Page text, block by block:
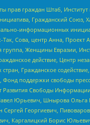
прав граждан Штаб,
Гражданский Союз,
информационных
Сова, центр Анна, Проект
Женщины Евразии,
действие, Центр
Гражданское
поддержки свободы
Развития Свободы
Юрьевич, Шнырова
Георгиевич,
Каргалицкий Борис